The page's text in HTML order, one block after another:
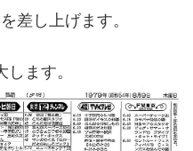
差し上げます。
ます。